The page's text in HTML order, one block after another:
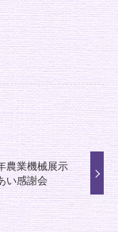
農業機械展示
い感謝会